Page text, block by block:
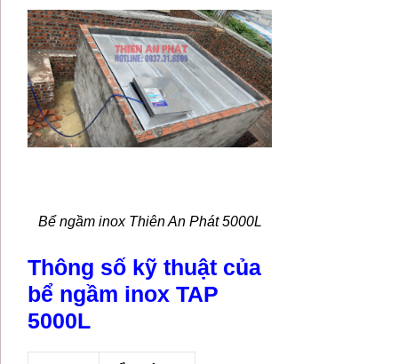
Bể ngầm inox Thiên An Phát 5000L
Thông số kỹ thuật của
bể ngầm inox TAP
5000L